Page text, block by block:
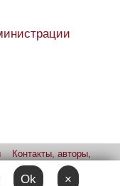
Контакты, авторы,
iPhone
Ok ×